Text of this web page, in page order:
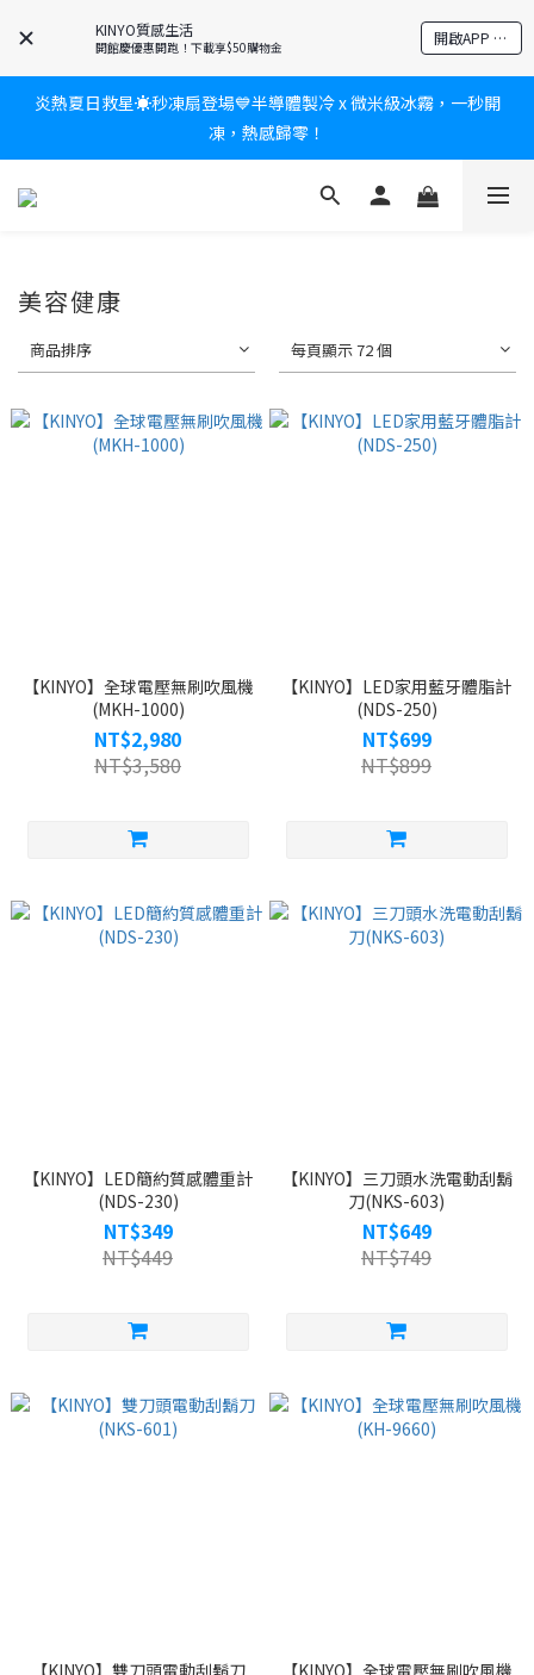
KINYO質感生活
開館慶優惠開跑！下載享$50購物金 開啟APP 享隱藏優惠
新會員送$100購物金✨再享消費回饋無極限
爸氣有禮賞🎁全館任2件9折✨刮鬍刀、按摩家電、電動牙刷、藍芽
耳機🎀給爸爸一個驚喜大禮包
炎熱夏日救星☀️秒凍扇登場💙半導體製冷 x 微米級冰霧，一秒開
凍，熱感歸零！
新會員送$100購物金✨再享消費回饋無極限
美容健康
商品排序 每頁顯示 72 個
【KINYO】全球電壓無刷吹風機
(MKH-1000)
NT$2,980
NT$3,580
【KINYO】LED家用藍牙體脂計
(NDS-250)
NT$699
NT$899
【KINYO】LED簡約質感體重計
(NDS-230)
NT$349
NT$449
【KINYO】三刀頭水洗電動刮鬍
刀(NKS-603)
NT$649
NT$749
【KINYO】雙刀頭電動刮鬍刀
【KINYO】全球電壓無刷吹風機